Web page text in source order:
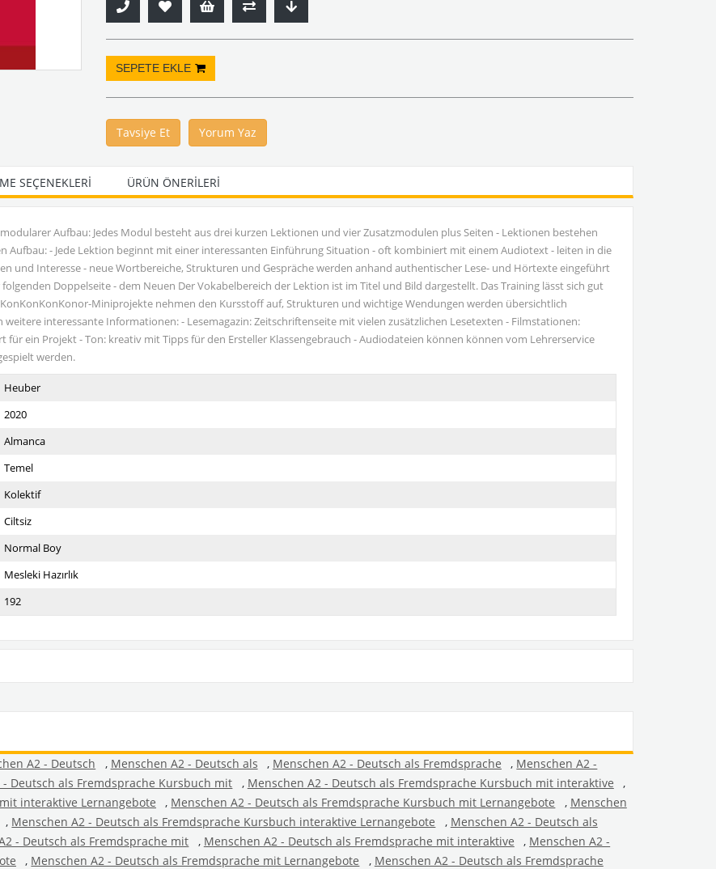
Tavsiye Et Yorum Yaz
SEÇENEKLERI ÜRÜN ÖNERILERI
Aufbau: Jedes Modul besteht aus drei kurzen Lektionen und vier Zusatzmodulen plus Seiten - Lektionen bestehen
Aufbau: - Jede Lektion beginnt mit einer interessanten Einführung Situation - oft kombiniert mit einem Audiotext - leiten in die
und Interesse - neue Wortbereiche, Strukturen und Gespräche werden anhand authentischer Lese- und Hörtexte eingeführt
Doppelseite - dem Neuen Der Vokabelbereich der Lektion ist im Titel und Bild dargestellt. Das Training lässt sich gut
Miniprojekte nehmen den Kursstoff auf, Strukturen und wichtige Wendungen werden übersichtlich
interessante Informationen: - Lesemagazin: Zeitschriftenseite mit vielen zusätzlichen Lesetexten - Filmstationen:
ein Projekt - Ton: kreativ mit Tipps für den Ersteller Klassengebrauch - Audiodateien können können vom Lehrerservice
werden.
Heuber
2020
Almanca
Temel
Kolektif
Ciltsiz
Normal Boy
Mesleki Hazırlık
192
A2 - Deutsch , Menschen A2 - Deutsch als , Menschen A2 - Deutsch als Fremdsprache , Menschen A2 -
- Deutsch als Fremdsprache Kursbuch mit , Menschen A2 - Deutsch als Fremdsprache Kursbuch mit interaktive
,
interaktive Lernangebote
, Menschen A2 - Deutsch als Fremdsprache Kursbuch mit Lernangebote , Menschen
, Menschen A2 - Deutsch als Fremdsprache Kursbuch interaktive Lernangebote , Menschen A2 - Deutsch als
- Deutsch als Fremdsprache mit , Menschen A2 - Deutsch als Fremdsprache mit interaktive , Menschen A2 -
, Menschen A2 - Deutsch als Fremdsprache mit Lernangebote , Menschen A2 - Deutsch als Fremdsprache